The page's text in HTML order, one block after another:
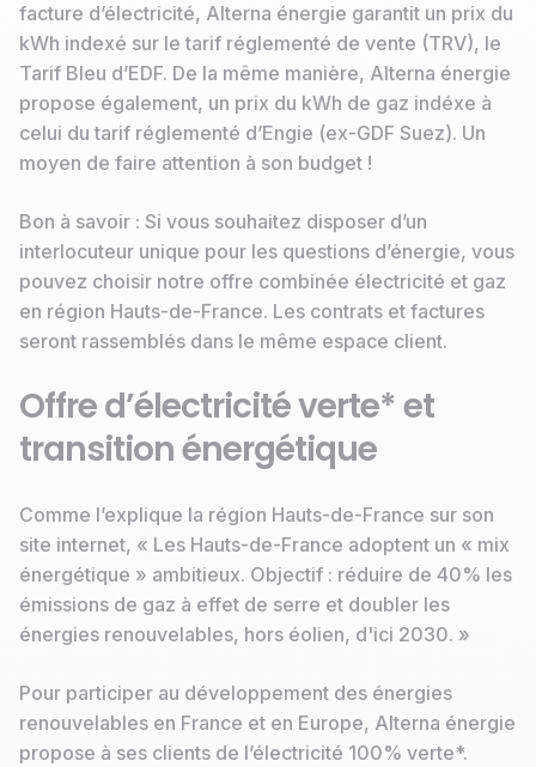
facture d’électricité, Alterna énergie garantit un prix du
kWh indexé sur le tarif réglementé de vente (TRV), le
Tarif Bleu d’EDF. De la même manière, Alterna énergie
propose également, un prix du kWh de gaz indéxe à
celui du tarif réglementé d’Engie (ex-GDF Suez). Un
moyen de faire attention à son budget !
Bon à savoir : Si vous souhaitez disposer d’un
interlocuteur unique pour les questions d’énergie, vous
pouvez choisir notre offre combinée électricité et gaz
en région Hauts-de-France. Les contrats et factures
seront rassemblés dans le même espace client.
Offre d’électricité verte* et
transition énergétique
Comme l’explique la région Hauts-de-France sur son
site internet, « Les Hauts-de-France adoptent un « mix
énergétique » ambitieux. Objectif : réduire de 40% les
émissions de gaz à effet de serre et doubler les
énergies renouvelables, hors éolien, d'ici 2030. »
Pour participer au développement des énergies
renouvelables en France et en Europe, Alterna énergie
propose à ses clients de l’électricité 100% verte*.